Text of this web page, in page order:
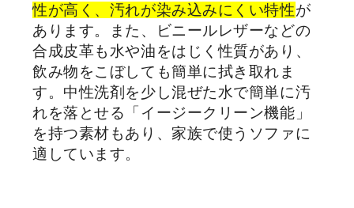
性が高く、汚れが染み込みにくい特性が
あります。また、ビニールレザーなどの
合成皮革も水や油をはじく性質があり、
飲み物をこぼしても簡単に拭き取れま
す。中性洗剤を少し混ぜた水で簡単に汚
れを落とせる「イージークリーン機能」
を持つ素材もあり、家族で使うソファに
適しています。